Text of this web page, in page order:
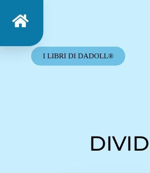
I LIBRI DI DADOLL®